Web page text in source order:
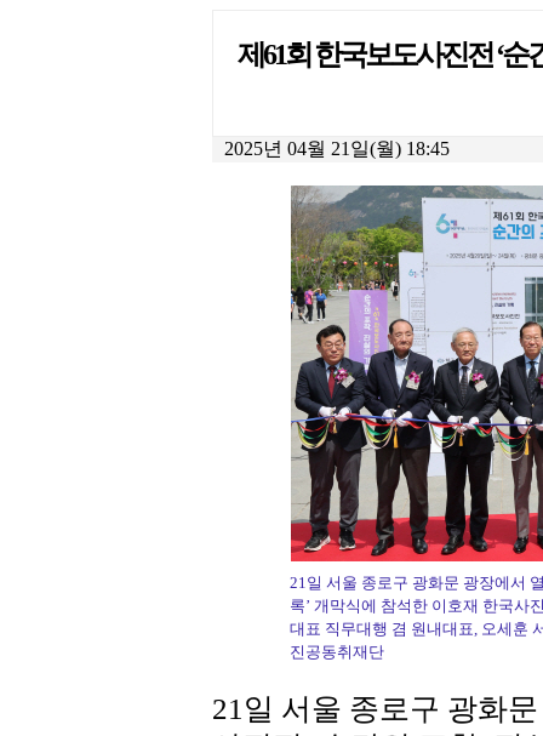
제61회 한국보도사진전 ‘순
2025년 04월 21일(월) 18:45
21일 서울 종로구 광화문 광장에서
록’ 개막식에 참석한 이호재 한국사
대표 직무대행 겸 원내대표, 오세훈
진공동취재단
21일 서울 종로구 광화